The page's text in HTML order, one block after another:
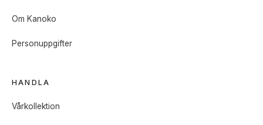
Om Kanoko
Personuppgifter
HANDLA
Vårkollektion